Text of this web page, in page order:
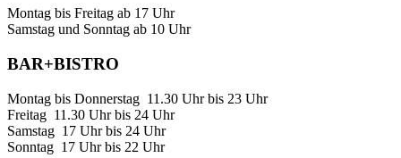
Montag bis Freitag ab 17 Uhr
Samstag und Sonntag ab 10 Uhr
BAR+BISTRO
Montag bis Donnerstag 11.30 Uhr bis 23 Uhr
Freitag 11.30 Uhr bis 24 Uhr
Samstag 17 Uhr bis 24 Uhr
Sonntag 17 Uhr bis 22 Uhr